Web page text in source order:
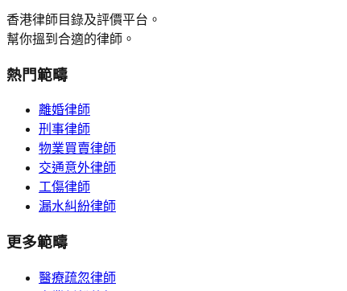
香港律師目錄及評價平台。
幫你搵到合適的律師。
熱門範疇
離婚律師
刑事律師
物業買賣律師
交通意外律師
工傷律師
漏水糾紛律師
更多範疇
醫療疏忽律師